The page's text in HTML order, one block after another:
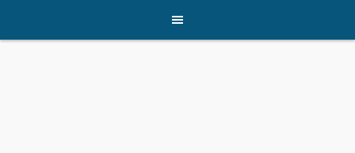
content